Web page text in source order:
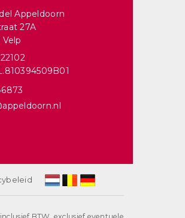
Appeldoorn
27A
Velp